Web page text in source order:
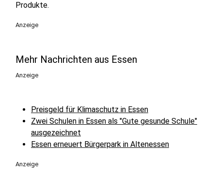
Produkte.
Anzeige
Mehr Nachrichten aus Essen
Anzeige
Preisgeld für Klimaschutz in Essen
Zwei Schulen in Essen als "Gute gesunde Schule"
ausgezeichnet
Essen erneuert Bürgerpark in Altenessen
Anzeige